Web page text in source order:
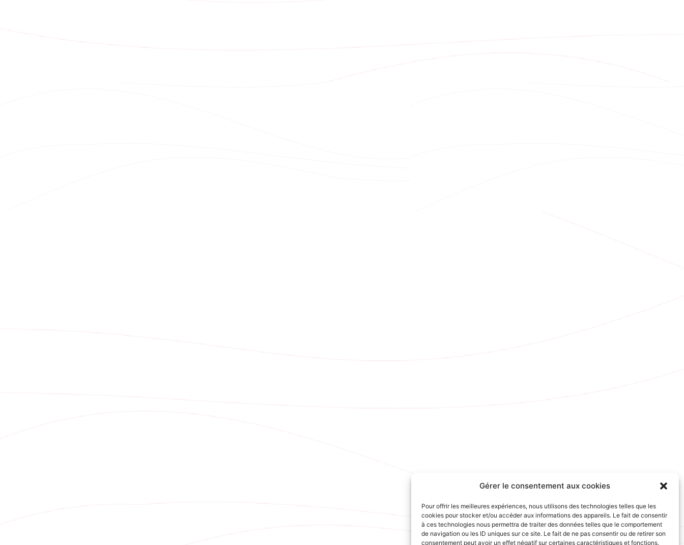
Gérer le consentement aux cookies
Pour offrir les meilleures expériences, nous utilisons des technologies telles que les
cookies pour stocker et/ou accéder aux informations des appareils. Le fait de consentir
à ces technologies nous permettra de traiter des données telles que le comportement
de navigation ou les ID uniques sur ce site. Le fait de ne pas consentir ou de retirer son
consentement peut avoir un effet négatif sur certaines caractéristiques et fonctions.